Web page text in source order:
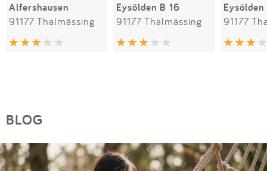
Alfershausen
91177 Thalmässing
Eysölden B 16
91177 Thalmässing 91177
BLOG